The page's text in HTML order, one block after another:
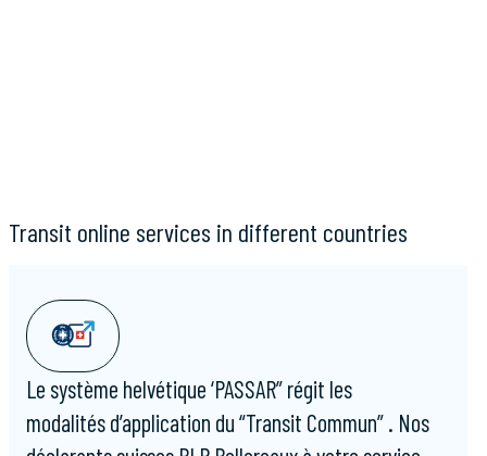
Transit online services in different countries
Le système helvétique ‘PASSAR” régit les
modalités d’application du “Transit Commun” . Nos